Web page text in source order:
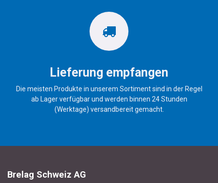
Lieferung empfangen
Die meisten Produkte in unserem Sortiment sind in der Regel
ab Lager verfügbar und werden binnen 24 Stunden
(Werktage) versandbereit gemacht.
Brelag Schweiz AG